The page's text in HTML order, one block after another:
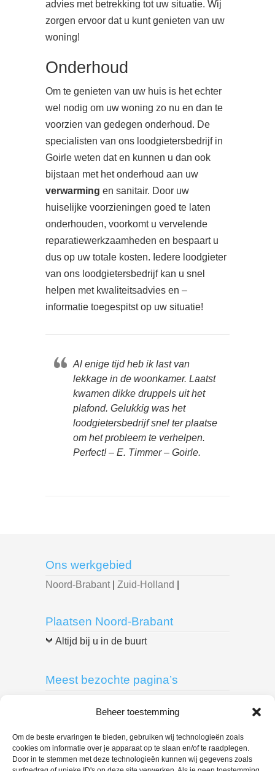
Beheer toestemming
Om de beste ervaringen te bieden, gebruiken wij technologieën zoals
cookies om informatie over je apparaat op te slaan en/of te raadplegen.
Door in te stemmen met deze technologieën kunnen wij gegevens zoals
advies met betrekking tot uw situatie. Wij
zorgen ervoor dat u kunt genieten van uw
woning!
Onderhoud
Om te genieten van uw huis is het echter
wel nodig om uw woning zo nu en dan te
voorzien van gedegen onderhoud. De
specialisten van ons loodgietersbedrijf in
Goirle weten dat en kunnen u dan ook
bijstaan met het onderhoud aan uw
verwarming en sanitair. Door uw
huiselijke voorzieningen goed te laten
onderhouden, voorkomt u vervelende
reparatiewerkzaamheden en bespaart u
dus op uw totale kosten. Iedere loodgieter
van ons loodgietersbedrijf kan u snel
helpen met kwaliteitsadvies en –
informatie toegespitst op uw situatie!
Al enige tijd heb ik last van
lekkage in de woonkamer. Laatst
kwamen dikke druppels uit het
plafond. Gelukkig was het
loodgietersbedrijf snel ter plaatse
om het probleem te verhelpen.
Perfect! – E. Timmer – Goirle.
Ons werkgebied
Noord-Brabant Zuid-Holland
Plaatsen Noord-Brabant
Altijd bij u in de buurt
Meest bezochte pagina’s
Eindhoven|Leiden
Roosendaal
| Rotterdam| Spijkenisse|
Tilburg|